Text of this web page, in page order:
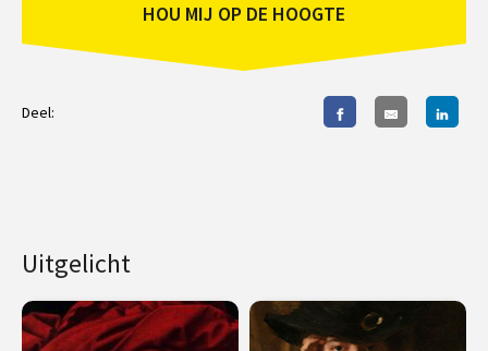
HOU MIJ OP DE HOOGTE
Deel:
Uitgelicht